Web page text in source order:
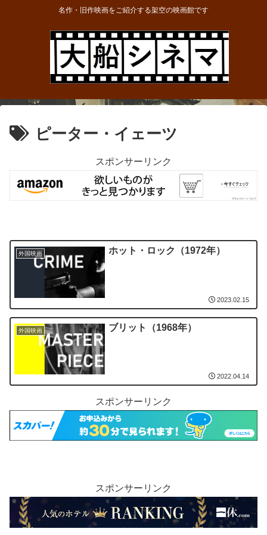
名作・旧作映画をご紹介する架空の映画館です
ピーター・イェーツ
スポンサーリンク
外国映画 ホット・ロック（1972年）
2023.02.15
外国映画 ブリット（1968年）
2022.04.14
スポンサーリンク
スポンサーリンク